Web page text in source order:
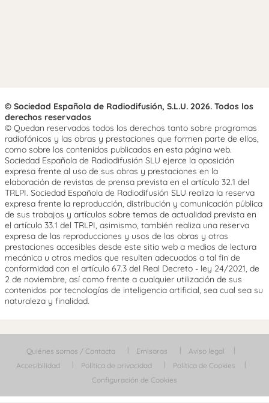
© Sociedad Española de Radiodifusión, S.L.U. 2026. Todos los
derechos reservados
© Quedan reservados todos los derechos tanto sobre programas
radiofónicos y las obras y prestaciones que formen parte de ellos,
como sobre los contenidos publicados en esta página web.
Sociedad Española de Radiodifusión SLU ejerce la oposición
expresa frente al uso de sus obras y prestaciones en la
elaboración de revistas de prensa prevista en el artículo 32.1 del
TRLPI. Sociedad Española de Radiodifusión SLU realiza la reserva
expresa frente la reproducción, distribución y comunicación pública
de sus trabajos y artículos sobre temas de actualidad prevista en
el artículo 33.1 del TRLPI, asimismo, también realiza una reserva
expresa de las reproducciones y usos de las obras y otras
prestaciones accesibles desde este sitio web a medios de lectura
mecánica u otros medios que resulten adecuados a tal fin de
conformidad con el artículo 67.3 del Real Decreto - ley 24/2021, de
2 de noviembre, así como frente a cualquier utilización de sus
contenidos por tecnologías de inteligencia artificial, sea cual sea su
naturaleza y finalidad.
Quiénes somos / Contacta Emisoras
Aviso legal
Accesibilidad
Política de privacidad
Política de Cookies
Configuración de Cookies